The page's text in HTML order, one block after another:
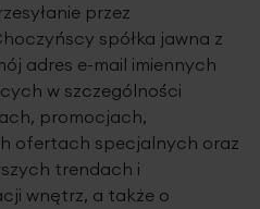
przez
spółka jawna z
adres e-mail imiennych
w szczególności
promocjach,
ofertach specjalnych oraz
trendach i
wnętrz, a także o